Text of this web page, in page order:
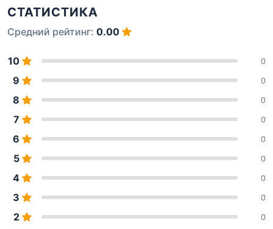
СТАТИСТИКА
Средний рейтинг: 0.00
10 0
9 0
8 0
7 0
6 0
5 0
4 0
3 0
2 0